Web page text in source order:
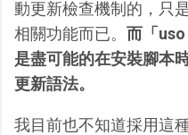
動更新檢查機制的，只
相關功能而已。 而「
是盡可能的在安裝腳本
更新語法。
我目前也不知道採用這